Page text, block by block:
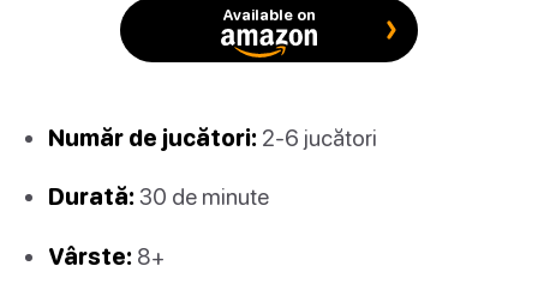
Available on
Număr de jucători: 2-6 jucători
Durată: 30 de minute
Vârste: 8+